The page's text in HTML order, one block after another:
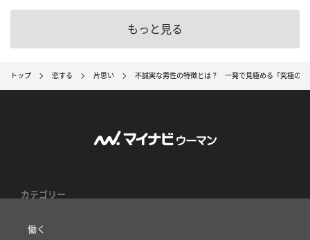
もっと見る
トップ 恋する 片思い 不誠実な男性の特徴とは？ 一発で見極める「究極の質
カテゴリー
働く